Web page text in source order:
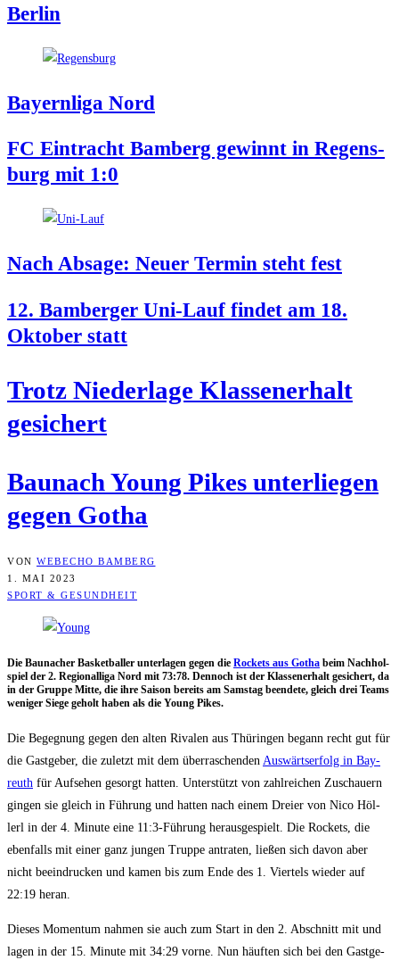
Berlin
Bay­ern­li­ga Nord
FC Ein­tracht Bam­berg gewinnt in Regens­
burg mit 1:0
Nach Absa­ge: Neu­er Ter­min steht fest
12. Bam­ber­ger Uni-Lauf fin­det am 18.
Okto­ber statt
Trotz Nie­der­la­ge Klas­sen­er­halt
gesichert
Bau­nach Young Pikes unter­lie­gen
gegen Gotha
VON WEBECHO BAMBERG
1. MAI 2023
SPORT & GESUNDHEIT
Die Bau­nacher Bas­ket­bal­ler unter­la­gen gegen die Rockets aus Gotha beim Nach­hol­
spiel der 2. Regio­nal­li­ga Nord mit 73:78. Den­noch ist der Klas­sen­er­halt gesi­chert, da
in der Grup­pe Mit­te, die ihre Sai­son bereits am Sams­tag been­de­te, gleich drei Teams
weni­ger Sie­ge geholt haben als die Young Pikes.
Die Begeg­nung gegen den alten Riva­len aus Thü­rin­gen begann recht gut für
die Gast­ge­ber, die zuletzt mit dem über­ra­schen­den Aus­wärts­er­folg in Bay­
reuth für Auf­se­hen gesorgt hat­ten. Unter­stützt von zahl­rei­chen Zuschau­ern
gin­gen sie gleich in Füh­rung und hat­ten nach einem Drei­er von Nico Höl­
lerl in der 4. Minu­te eine 11:3‑Führung her­aus­ge­spielt. Die Rockets, die
eben­falls mit einer ganz jun­gen Trup­pe antra­ten, lie­ßen sich davon aber
nicht beein­dru­cken und kamen bis zum Ende des 1. Vier­tels wie­der auf
22:19 heran.
Die­ses Momen­tum nah­men sie auch zum Start in den 2. Abschnitt mit und
lagen in der 15. Minu­te mit 34:29 vor­ne. Nun häuf­ten sich bei den Gast­ge­